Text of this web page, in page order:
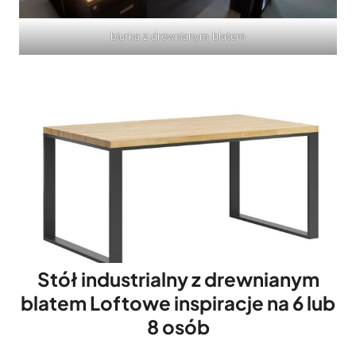
biurka z drewnianym blatem
Stół industrialny z drewnianym
blatem Loftowe inspiracje na 6 lub
8 osób